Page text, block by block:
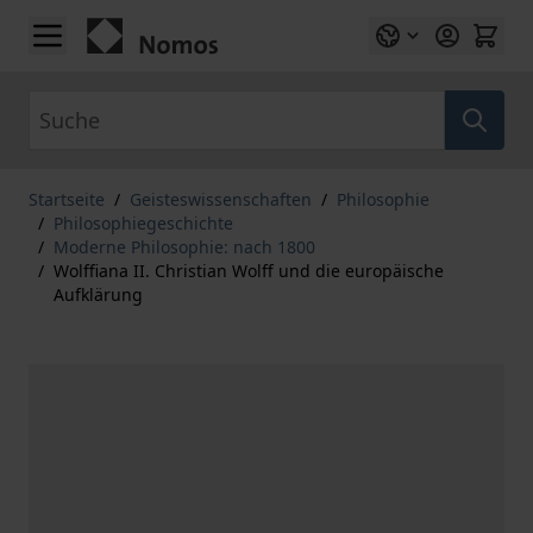
Zum Inhalt springen
Startseite / Geisteswissenschaften / Philosophie
/ Philosophiegeschichte
/ Moderne Philosophie: nach 1800
/ Wolffiana II. Christian Wolff und die europäische
Aufklärung